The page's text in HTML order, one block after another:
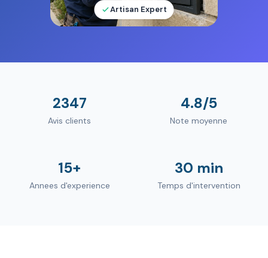
Artisan Expert
2347
Avis clients
4.8/5
Note moyenne
15+
Annees d'experience
30 min
Temps d'intervention